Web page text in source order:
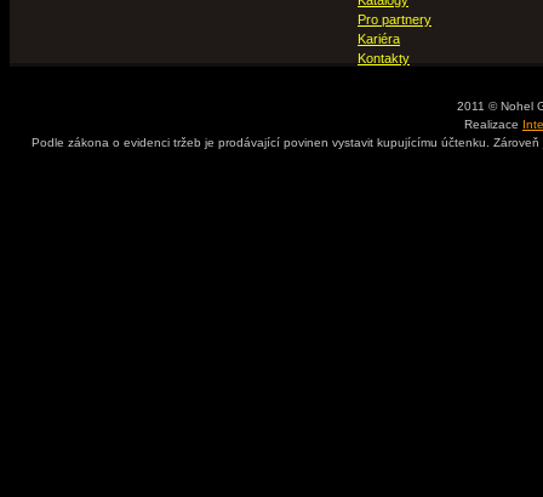
Pro partnery
Kariéra
Kontakty
2011 © Nohel
Realizace
Podle zákona o evidenci tržeb je prodávající povinen vystavit kupujícímu účtenku.